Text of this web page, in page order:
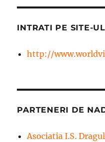
INTRATI PE SITE-
http://
PARTENERI DE
Asociatia I.S.